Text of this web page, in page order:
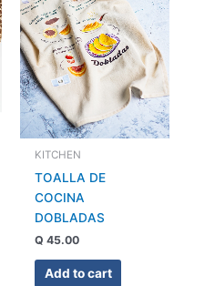
KITCHEN
TOALLA DE
COCINA
DOBLADAS
Q 45.00
Add to cart